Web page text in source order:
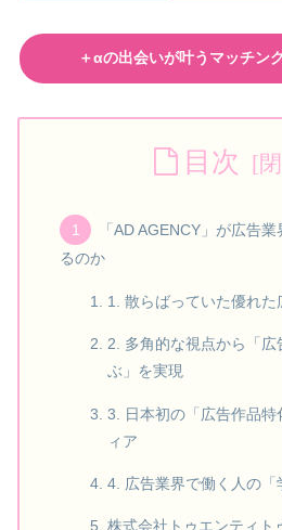
＋αの出会いが叶うマッチン
目次
「AD AGENCY」が広告
るのか
1. 散らばっていた優れた
2. 多角的な視点から「
ぶ」を実現
3. 日本初の「広告作品
ィア
4. 広告業界で働く人の「
株式会社トゥエンティト